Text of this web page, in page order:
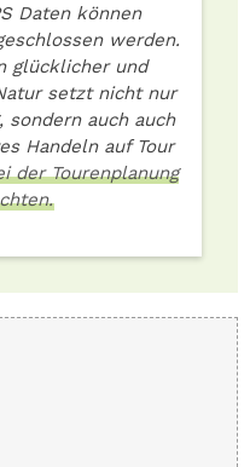
Daten können
werden.
glücklicher und
setzt nicht nur
sondern auch auch
Handeln auf Tour
der Tourenplanung